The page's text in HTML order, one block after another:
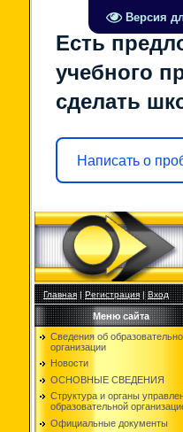
Версия
Есть
учебного
сделать
Написать о
Главная|Регистрация|Вход
Меню сайта
Сведения об
организации
Новости
ОСНОВНЫЕ СВЕДЕНИЯ
Структура и органы
образовательной
Официальные документы